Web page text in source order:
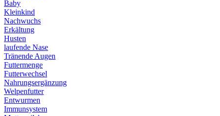
Baby
Kleinkind
Nachwuchs
Erkältung
Husten
laufende Nase
Tränende Augen
Futtermenge
Futterwechsel
Nahrungsergänzung
Welpenfutter
Entwurmen
Immunsystem